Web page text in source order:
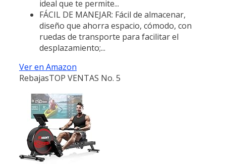
ideal que te permite...
FÁCIL DE MANEJAR: Fácil de almacenar,
diseño que ahorra espacio, cómodo, con
ruedas de transporte para facilitar el
desplazamiento;...
Ver en Amazon
RebajasTOP VENTAS No. 5